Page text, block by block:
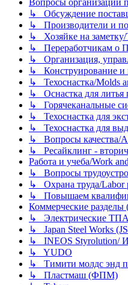
↳ Обсуждение
↳ Производители и
↳ Хозяйке на заметку/
↳ Переработчикам о
↳ Организация,
↳ Конструирование и
↳ Техоснастка/Molds
↳ Оснастка для литья
↳ Горячеканальные
↳ Техоснастка для
↳ Техоснастка для
↳ Вопросы качества/
↳ Ресайклинг -
Работа и учеба/Work
↳ Вопросы
↳ Охрана труда/Labor
↳ Повышаем
Коммерческие разделы
↳ Электрические
↳ Japan Steel Works
↳ INEOS Styrolution/
↳ YUDO
↳ Тимити молдс энд
↳ Пластмаш (ФПМ)